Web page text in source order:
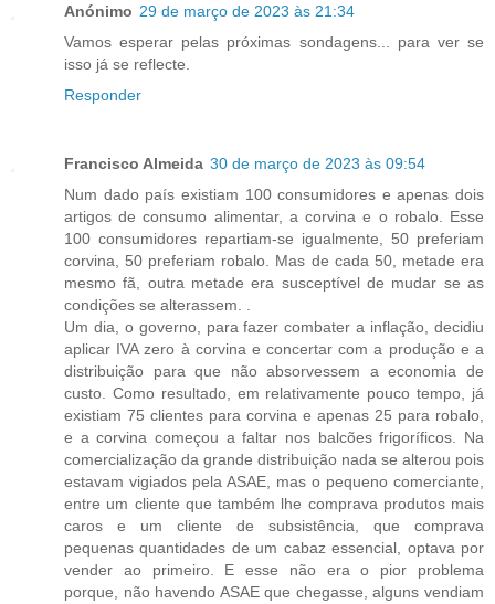
Anónimo 29 de março de 2023 às 21:34
Vamos esperar pelas próximas sondagens... para ver se
isso já se reflecte.
Responder
Francisco Almeida 30 de março de 2023 às 09:54
Num dado país existiam 100 consumidores e apenas dois
artigos de consumo alimentar, a corvina e o robalo. Esse
100 consumidores repartiam-se igualmente, 50 preferiam
corvina, 50 preferiam robalo. Mas de cada 50, metade era
mesmo fã, outra metade era susceptível de mudar se as
condições se alterassem. .
Um dia, o governo, para fazer combater a inflação, decidiu
aplicar IVA zero à corvina e concertar com a produção e a
distribuição para que não absorvessem a economia de
custo. Como resultado, em relativamente pouco tempo, já
existiam 75 clientes para corvina e apenas 25 para robalo,
e a corvina começou a faltar nos balcões frigoríficos. Na
comercialização da grande distribuição nada se alterou pois
estavam vigiados pela ASAE, mas o pequeno comerciante,
entre um cliente que também lhe comprava produtos mais
caros e um cliente de subsistência, que comprava
pequenas quantidades de um cabaz essencial, optava por
vender ao primeiro. E esse não era o pior problema
porque, não havendo ASAE que chegasse, alguns vendiam